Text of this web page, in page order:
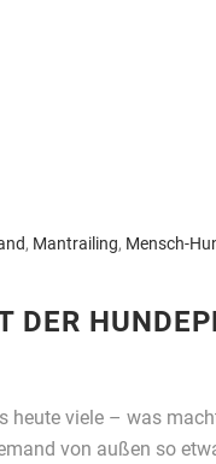
, Mantrailing, Mensch-
DER
heute viele – was
von außen so